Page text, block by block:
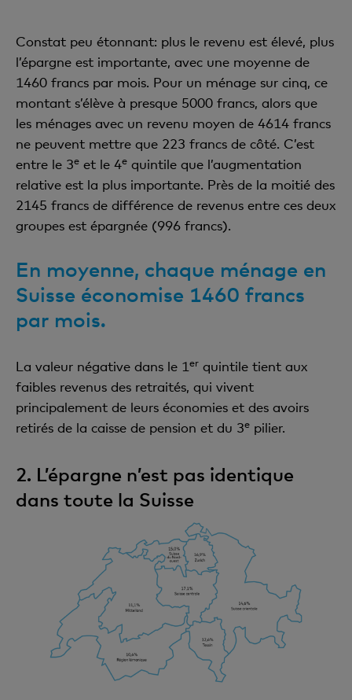
Constat peu étonnant: plus le revenu est élevé, plus
l’épargne est importante, avec une moyenne de
1460 francs par mois. Pour un ménage sur cinq, ce
montant s’élève à presque 5000 francs, alors que
les ménages avec un revenu moyen de 4614 francs
ne peuvent mettre que 223 francs de côté. C’est
entre le 3e et le 4e quintile que l’augmentation
relative est la plus importante. Près de la moitié des
2145 francs de différence de revenus entre ces deux
groupes est épargnée (996 francs).
En moyenne, chaque ménage en
Suisse économise 1460 francs
par mois.
La valeur négative dans le 1er quintile tient aux
faibles revenus des retraités, qui vivent
principalement de leurs économies et des avoirs
retirés de la caisse de pension et du 3e pilier.
2. L’épargne n’est pas identique
dans toute la Suisse